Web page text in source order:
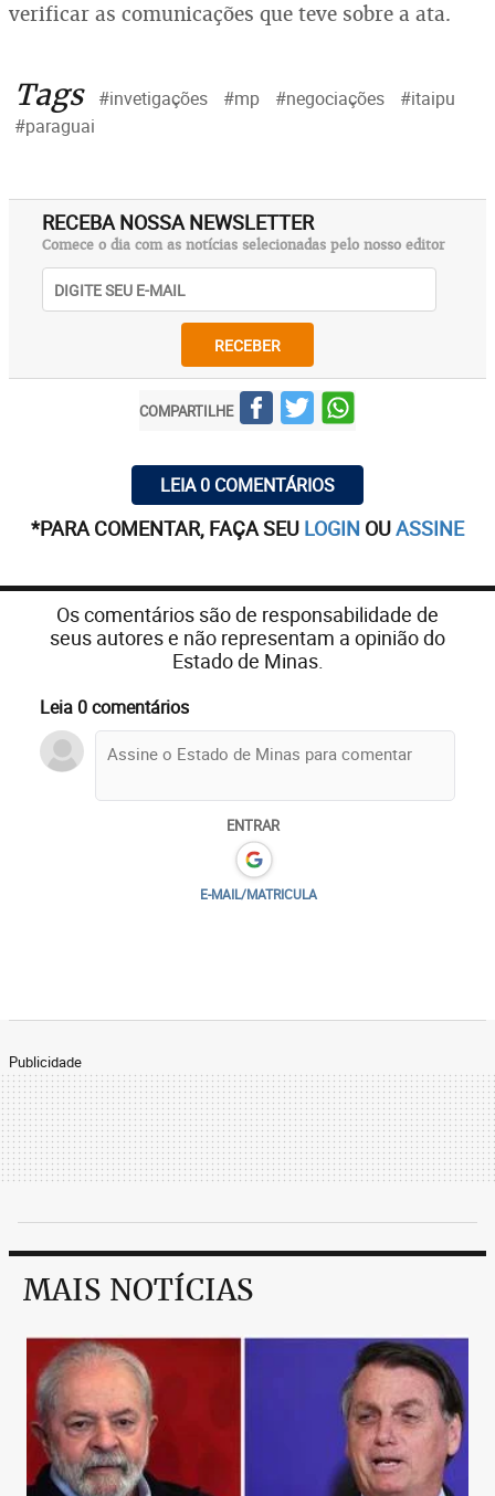
verificar as comunicações que teve sobre a ata.
Tags #invetigações #mp #negociações
#itaipu
#paraguai
RECEBA NOSSA NEWSLETTER
Comece o dia com as notícias selecionadas pelo nosso editor
RECEBER
COMPARTILHE
LEIA 0 COMENTÁRIOS
*PARA COMENTAR, FAÇA SEU LOGIN OUASSINE
Os comentários são de responsabilidade de
seus autores e não representam a opinião do
Estado de Minas.
Leia 0 comentários
ENTRAR
E-MAIL/MATRICULA
Publicidade
MAIS NOTÍCIAS